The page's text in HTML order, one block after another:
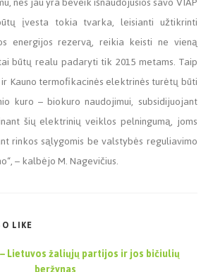
įvesta tokia tvarka, leisianti užtikrinti
energijos rezervą, reikia keisti ne vieną
būtų realu padaryti tik 2015 metams. Taip
Kauno termofikacinės elektrinės turėtų būti
kuro – biokuro naudojimui, subsidijuojant
šių elektrinių veiklos pelningumą, joms
rinkos sąlygomis be valstybės reguliavimo
– kalbėjo M. Nagevičius.
LIKE
Lietuvos žaliųjų partijos ir jos bičiulių